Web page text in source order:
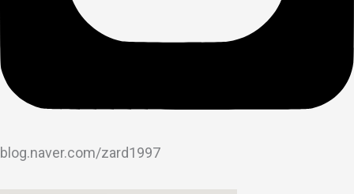
blog.naver.com/zard1997